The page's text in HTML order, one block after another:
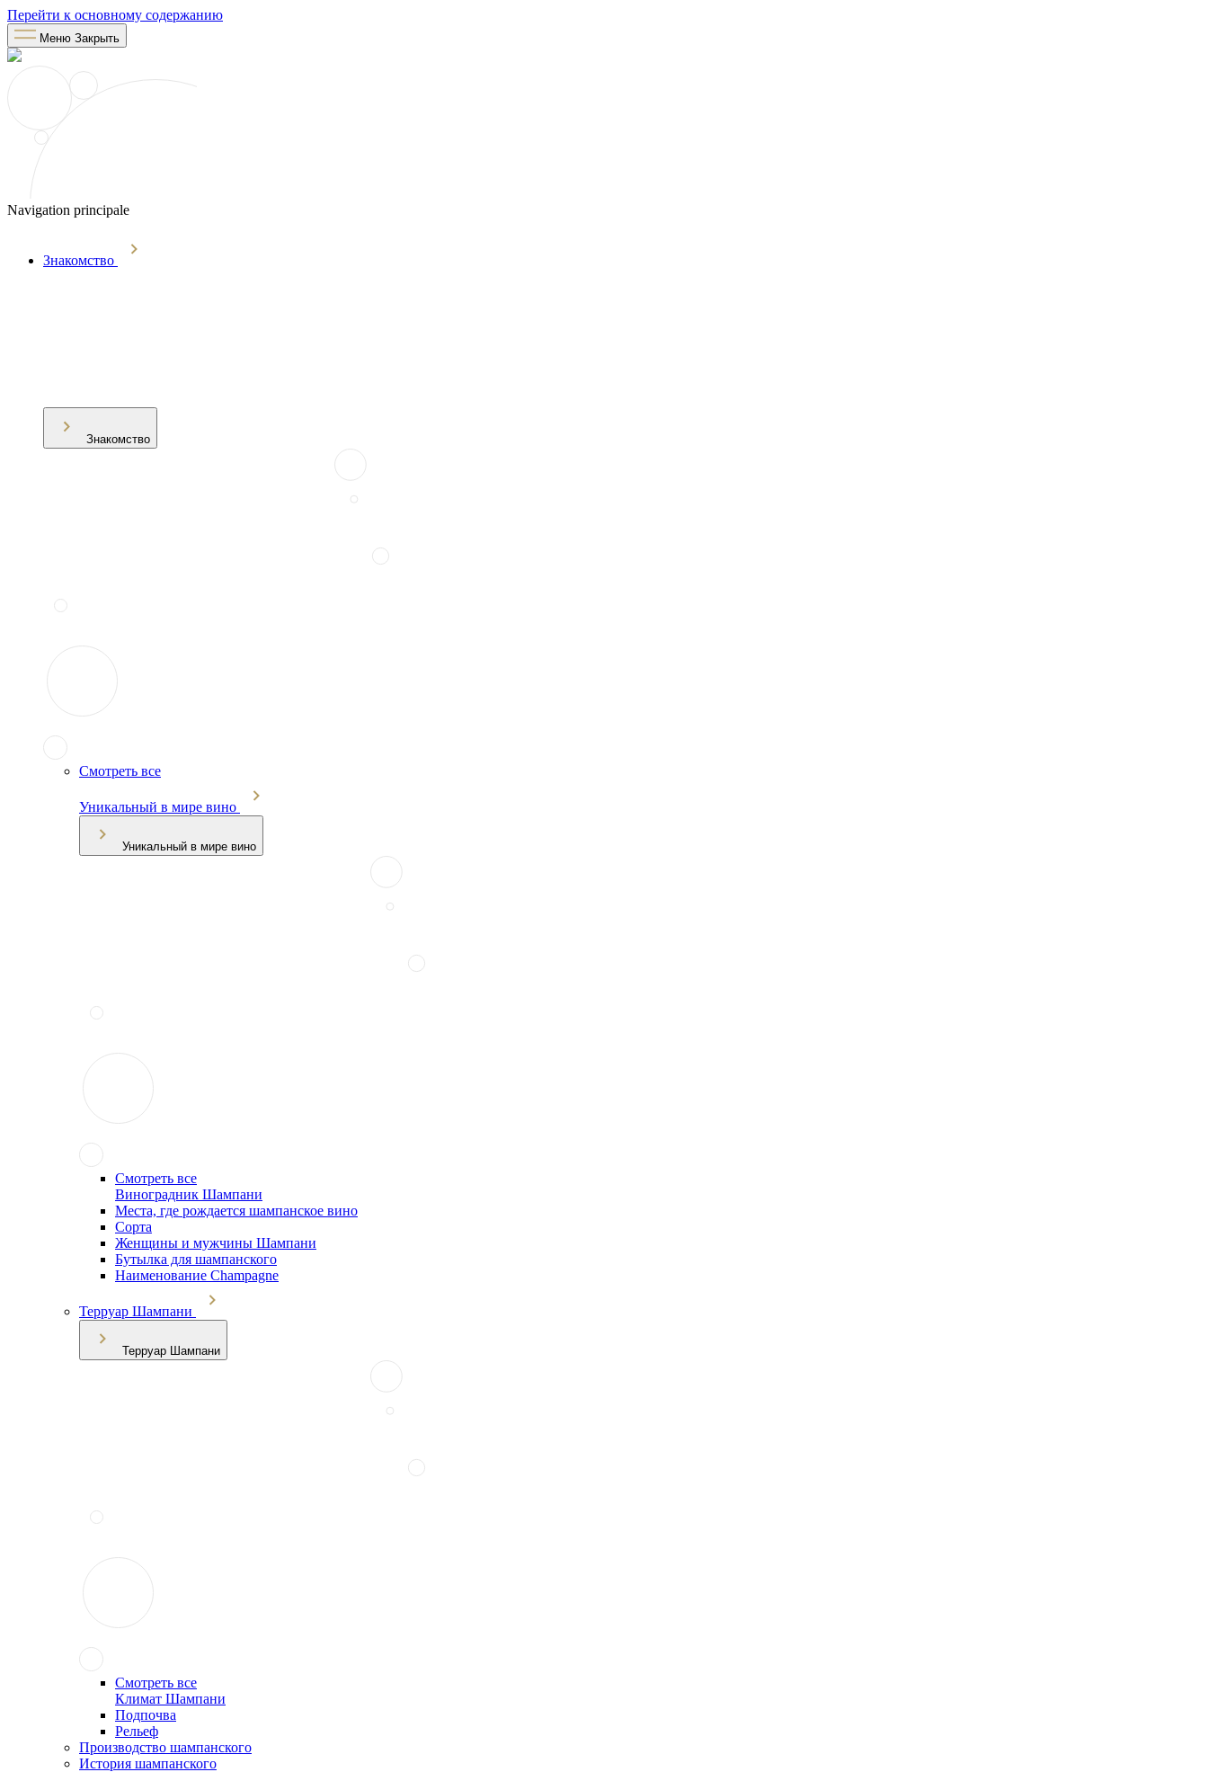
Перейти к основному содержанию
Меню Закрыть
Navigation principale
Знакомство
Знакомство
Смотреть все
Уникальный в мире вино
Уникальный в мире вино
Смотреть все
Виноградник Шампани
Места, где рождается шампанское вино
Сорта
Женщины и мужчины Шампани
Бутылка для шампанского
Наименование Champagne
Терруар Шампани
Терруар Шампани
Смотреть все
Климат Шампани
Подпочва
Рельеф
Производство шампанского
История шампанского